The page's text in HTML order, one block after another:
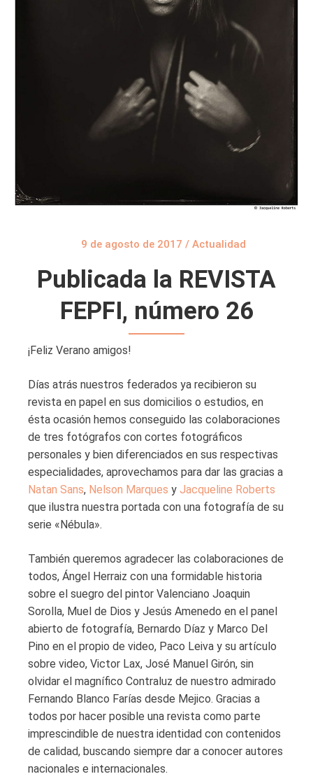
9 de agosto de 2017 / Actualidad
Publicada la REVISTA
FEPFI, número 26
¡Feliz Verano amigos!
Días atrás nuestros federados ya recibieron su
revista en papel en sus domicilios o estudios, en
ésta ocasión hemos conseguido las colaboraciones
de tres fotógrafos con cortes fotográficos
personales y bien diferenciados en sus respectivas
especialidades, aprovechamos para dar las gracias a
Natan Sans, Nelson Marques y Jacqueline Roberts
que ilustra nuestra portada con una fotografía de su
serie «Nébula».
También queremos agradecer las colaboraciones de
todos, Ángel Herraiz con una formidable historia
sobre el suegro del pintor Valenciano Joaquin
Sorolla, Muel de Dios y Jesús Amenedo en el panel
abierto de fotografía, Bernardo Díaz y Marco Del
Pino en el propio de video, Paco Leiva y su artículo
sobre video, Victor Lax, José Manuel Girón, sin
olvidar el magnífico Contraluz de nuestro admirado
Fernando Blanco Farías desde Mejico. Gracias a
todos por hacer posible una revista como parte
imprescindible de nuestra identidad con contenidos
de calidad, buscando siempre dar a conocer autores
nacionales e internacionales.